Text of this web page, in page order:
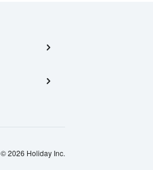
© 2026 Holiday Inc.